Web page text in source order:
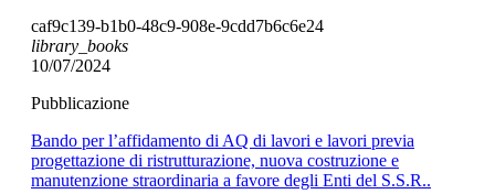
caf9c139-b1b0-48c9-908e-9cdd7b6c6e24
library_books
10/07/2024
Pubblicazione
Bando per l’affidamento di AQ di lavori e lavori previa
progettazione di ristrutturazione, nuova costruzione e
manutenzione straordinaria a favore degli Enti del S.S.R..